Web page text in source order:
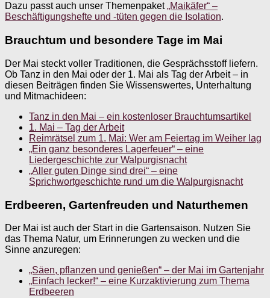
Dazu passt auch unser Themenpaket„Maikäfer“ –
Beschäftigungshefte und -tüten gegen die Isolation.
Brauchtum und besondere Tage im Mai
Der Mai steckt voller Traditionen, die Gesprächsstoff liefern.
Ob Tanz in den Mai oder der 1. Mai als Tag der Arbeit – in
diesen Beiträgen finden Sie Wissenswertes, Unterhaltung
und Mitmachideen:
Tanz in den Mai – ein kostenloser Brauchtumsartikel
1. Mai – Tag der Arbeit
Reimrätsel zum 1. Mai: Wer am Feiertag im Weiher lag
„Ein ganz besonderes Lagerfeuer“ – eine
Liedergeschichte zur Walpurgisnacht
„Aller guten Dinge sind drei“ – eine
Sprichwortgeschichte rund um die Walpurgisnacht
Erdbeeren, Gartenfreuden und Naturthemen
Der Mai ist auch der Start in die Gartensaison. Nutzen Sie
das Thema Natur, um Erinnerungen zu wecken und die
Sinne anzuregen:
„Säen, pflanzen und genießen“ – der Mai im Gartenjahr
„Einfach lecker!“ – eine Kurzaktivierung zum Thema
Erdbeeren